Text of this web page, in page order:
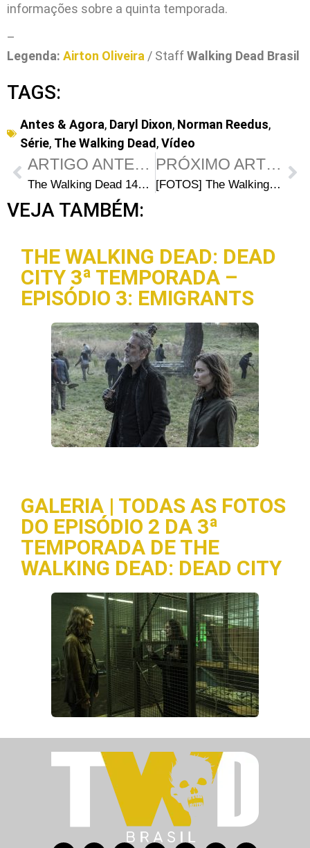
informações sobre a quinta temporada.
–
Legenda: Airton Oliveira / StaffWalking Dead Brasil
TAGS:
Antes & Agora, Daryl Dixon, Norman Reedus,
Série, The Walking Dead,Vídeo
ARTIGO ANTERIOR
The Walking Dead 147: Prévia da edição
PRÓXIMO ARTIGO
[FOTOS] The Walking Dead 6ª Temporada: Promocionais e bastidores do episódio 1
VEJA TAMBÉM:
THE WALKING DEAD: DEAD
CITY 3ª TEMPORADA –
EPISÓDIO 3: EMIGRANTS
GALERIA | TODAS AS FOTOS
DO EPISÓDIO 2 DA 3ª
TEMPORADA DE THE
WALKING DEAD: DEAD CITY